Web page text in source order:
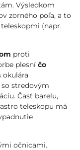
Výsledkom
zorného poľa, a to
(napr.
proti
plesní čo
okulára
so stredovým
Časť barelu,
teleskopu má
očnicami.